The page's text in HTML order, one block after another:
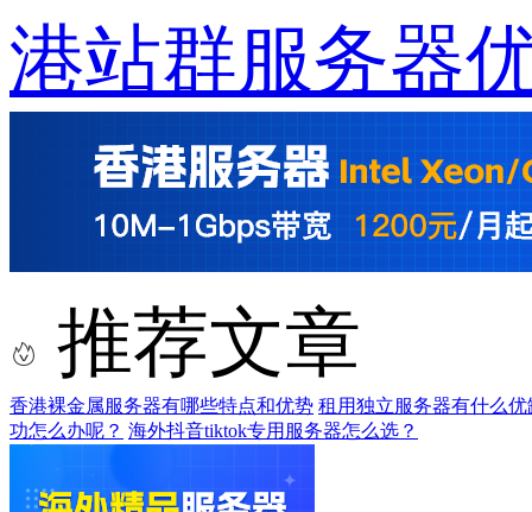
港站群服务器
推荐文章
香港裸金属服务器有哪些特点和优势 租用独立服务器有什么优
功怎么办呢？ 海外抖音tiktok专用服务器怎么选？